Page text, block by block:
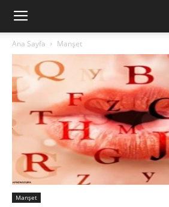
Ana Sayfa Manşet
Manşet